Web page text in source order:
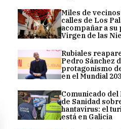
Miles de
calles de Los
acompañar a su
Virgen de las
Rubiales
Pedro Sánchez
protagonismo
en el Mundial
Comunicado
de Sanidad
hantavirus: el
está en Galicia